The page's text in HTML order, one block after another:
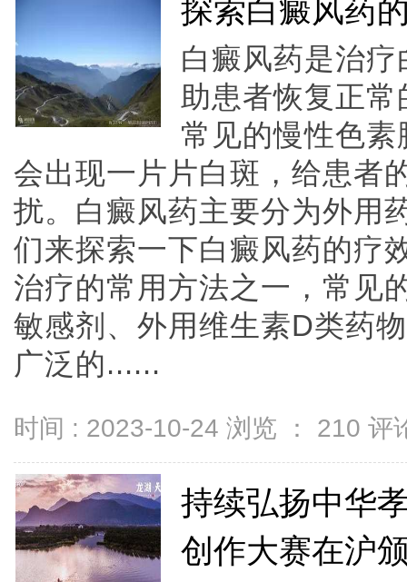
探索白癜风药
白癜风药是治
助患者恢复正
常见的慢性色
会出现一片片白斑，给患者
扰。白癜风药主要分为外用
们来探索一下白癜风药的疗
治疗的常用方法之一，常见
敏感剂、外用维生素D类药
广泛的......
时间 : 2023-10-24 浏览 ： 210 评
持续弘扬中华
创作大赛在沪